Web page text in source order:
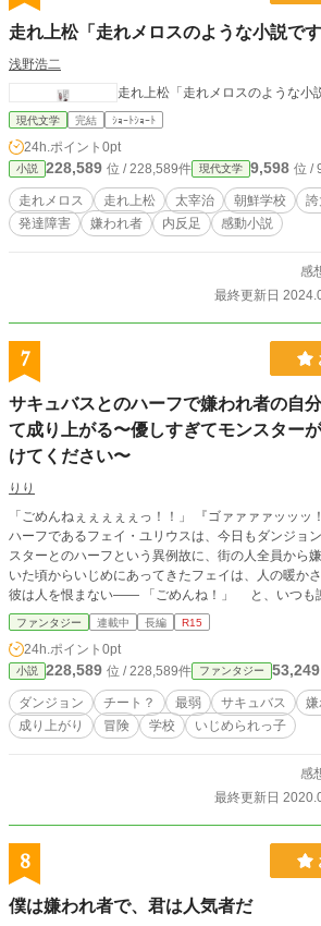
走れ上松「走れメロスのような小説です
浅野浩二
走れ上松「走れメロスのような小
現代文学 完結 ｼｮｰﾄｼｮｰﾄ
24h.ポイント 0pt
小説 228,589 位 / 228,589件 現代文学 9,598 位 /
走れメロス 走れ上松 太宰治 朝鮮学校 誇
発達障害
嫌われ者 内反足 感動小説
感
最終更新日
7
サキュバスとのハーフで嫌われ者の自
て成り上がる〜優しすぎてモンスター
けてください〜
りり
「ごめんねぇぇぇぇぇっ！！」 『ゴァァァァッッッ！！！』 サキ
ハーフであるフェイ・ユリウスは、今日もダンジョン
スターとのハーフという異例故に、街の人全員から
いた頃からいじめにあってきたフェイは、人の暖かさを知ら
彼は人を恨まない―― 「ごめんね！」 と、いつも謝り続けていた。 そん
なある日、同級生に嵌められたフェイは、ダンジョ
体絶命のピンチに陥る。 「クスクス、あなた助かりたい？ 助かりたいなら私
のこれ……買わない？」 そこに現れたのはアイテム生成だけが得意なヒュー
マンの女の子―― そこから使い道のなかったフェイの魔力吸収は大活躍
し！？ これは味方ゼロ人の世界から、不便な性格と体を駆使して成り上がっ
ていく、英雄だった父に憧れた少年の物語―― 「他の人が不幸になるなら……
全部僕が引き受ける――！」 あと見
ファンタジー 連載中 長編 R15
24h.ポイント 0pt
小説 228,589 位 / 228,589件 ファンタジー 53,249
ダンジョン チート？ 最弱 サキュバス
成り上がり
冒険 学校 いじめられっ子
感
最終更新日
8
僕は嫌われ者で、君は人気者だ